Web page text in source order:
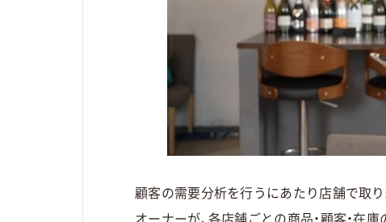
顧客の需要分析を行うにあたり店舗で取
オーナーが、各店舗ごとの商品・顧客・在